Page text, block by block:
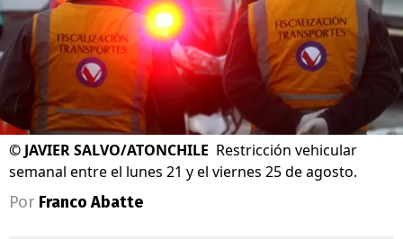
©JAVIER SALVO/ATONCHILE Restricción vehicular
semanal entre el lunes 21 y el viernes 25 de agosto.
Por Franco Abatte